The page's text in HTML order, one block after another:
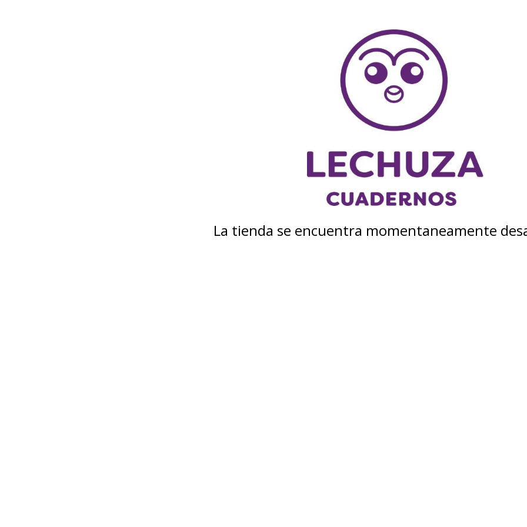
La tienda se encuentra momentaneamente